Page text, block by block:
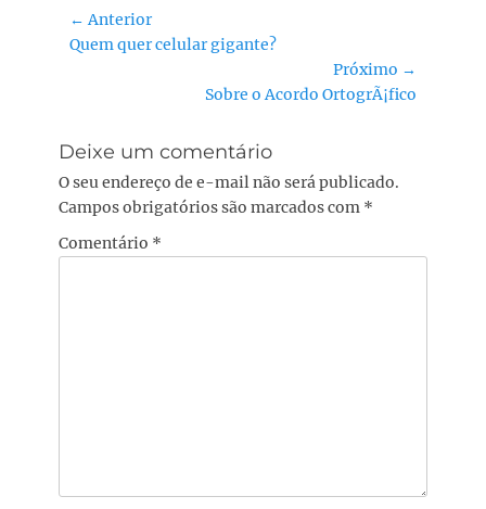
Navegação
de
← Anterior
Post
Quem quer celular gigante?
Próximo →
Sobre o Acordo OrtogrÃ¡fico
Deixe um comentário
O seu endereço de e-mail não será publicado.
Campos obrigatórios são marcados com *
Comentário *